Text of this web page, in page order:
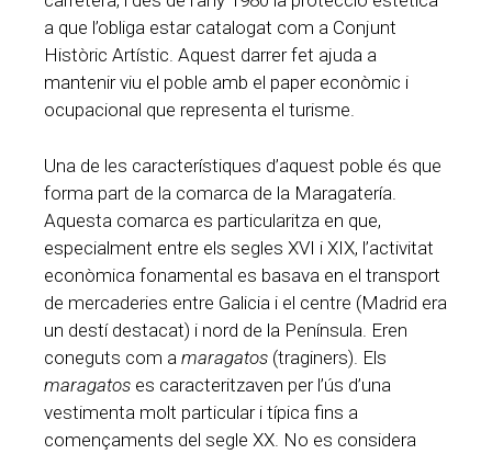
a que l’obliga estar catalogat com a Conjunt
Històric Artístic. Aquest darrer fet ajuda a
mantenir viu el poble amb el paper econòmic i
ocupacional que representa el turisme.
Una de les característiques d’aquest poble és que
forma part de la comarca de la Maragatería.
Aquesta comarca es particularitza en que,
especialment entre els segles XVI i XIX, l’activitat
econòmica fonamental es basava en el transport
de mercaderies entre Galicia i el centre (Madrid era
un destí destacat) i nord de la Península. Eren
coneguts com a maragatos (traginers). Els
maragatos es caracteritzaven per l’ús d’una
vestimenta molt particular i típica fins a
començaments del segle XX. No es considera